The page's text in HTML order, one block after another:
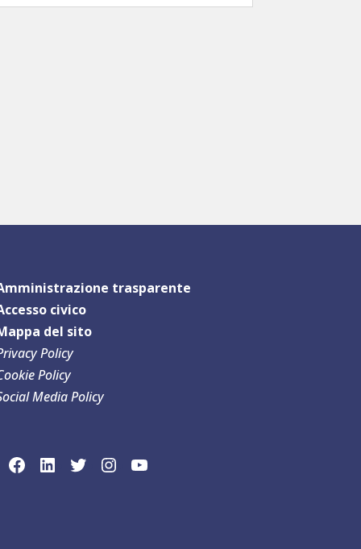
trasparente
civico
del sito
Policy
Policy
Media Policy
link social Facebook
link sociaLinkedln
link social Twitterlink social Instagram
link social YouTube